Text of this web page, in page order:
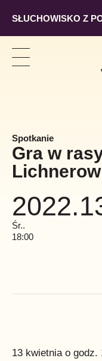
Spotkanie
Gra w
Śr..
18:00
13 kwietnia o
SŁUCHOWISKO Z